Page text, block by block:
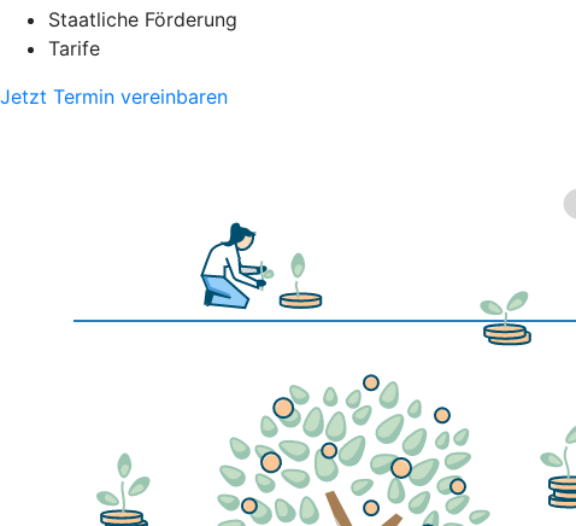
Staatliche Förderung
Tarife
Jetzt Termin vereinbaren